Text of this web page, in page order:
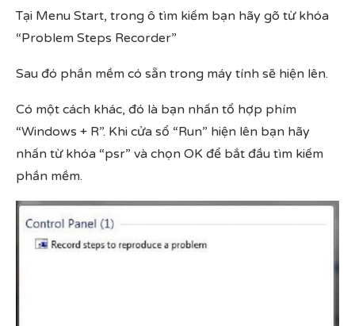
Tại Menu Start, trong ô tìm kiếm bạn hãy gõ từ khóa
“Problem Steps Recorder”
Sau đó phần mềm có sẵn trong máy tính sẽ hiện lên.
Có một cách khác, đó là bạn nhấn tổ hợp phím
“Windows + R”. Khi cửa sổ “Run” hiện lên bạn hãy
nhấn từ khóa “psr” và chọn OK để bắt đầu tìm kiếm
phần mềm.